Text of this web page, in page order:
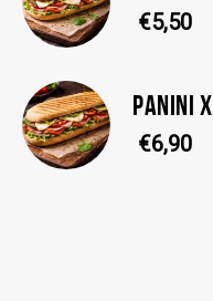
€5,50
PANINI
€6,90